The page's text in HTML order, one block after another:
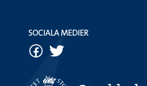
SOCIALA MEDIER